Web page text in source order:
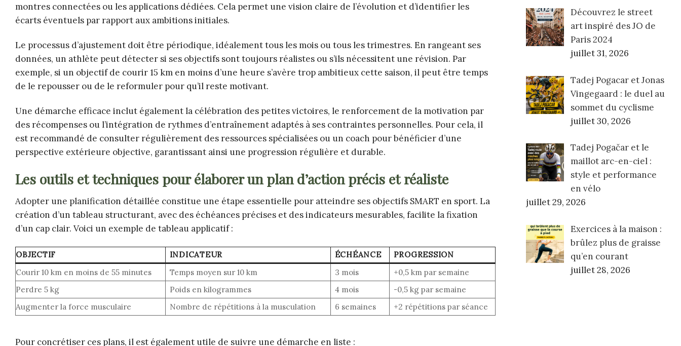
montres connectées ou les applications dédiées. Cela permet une vision claire de l’évolution et d’identifier les
écarts éventuels par rapport aux ambitions initiales.
Le processus d’ajustement doit être périodique, idéalement tous les mois ou tous les trimestres. En rangeant ses
données, un athlète peut détecter si ses objectifs sont toujours réalistes ou s’ils nécessitent une révision. Par
exemple, si un objectif de courir 15 km en moins d’une heure s’avère trop ambitieux cette saison, il peut être temps
de le repousser ou de le reformuler pour qu’il reste motivant.
Une démarche efficace inclut également la célébration des petites victoires, le renforcement de la motivation par
des récompenses ou l’intégration de rythmes d’entraînement adaptés à ses contraintes personnelles. Pour cela, il
est recommandé de consulter régulièrement des ressources spécialisées ou un coach pour bénéficier d’une
perspective extérieure objective, garantissant ainsi une progression régulière et durable.
Les outils et techniques pour élaborer un plan d’action précis et réaliste
Adopter une planification détaillée constitue une étape essentielle pour atteindre ses objectifs SMART en sport. La
création d’un tableau structurant, avec des échéances précises et des indicateurs mesurables, facilite la fixation
d’un cap clair. Voici un exemple de tableau applicatif :
OBJECTIF INDICATEUR ÉCHÉANCE
PROGRESSION
Courir 10 km en moins de 55 minutes
Temps moyen sur 10 km 3 mois
+0,5 km par semaine
Perdre 5 kg
Poids en kilogrammes 4 mois
-0,5 kg par semaine
Augmenter la force musculaire
Nombre de répétitions à la musculation 6 semaines +2 répétitions par séance
Pour concrétiser ces plans, il est également utile de suivre une démarche en liste :
Découvrez le street
art inspiré des JO de
Paris 2024
juillet 31, 2026
Tadej Pogacar et Jonas
Vingegaard : le duel au
sommet du cyclisme
juillet 30, 2026
Tadej Pogačar et le
maillot arc-en-ciel :
style et performance
en vélo
juillet 29, 2026
Exercices à la maison :
brûlez plus de graisse
qu’en courant
juillet 28, 2026